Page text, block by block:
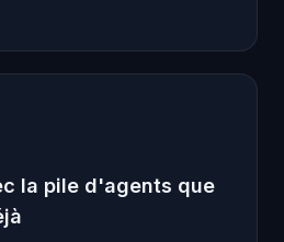
la pile d'agents que